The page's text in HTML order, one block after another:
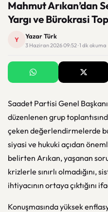
Mahmut Arıkan’dan
Yargı ve Bürokrasi
Y Yazar Türk
3 Haziran 2026 09:52 · 1 dk okuma
Saadet Partisi Genel Başkanı
düzenlenen grup
çeken değerlendirmelerde
siyasi ve hukuki açıdan
belirten Arıkan, yaşanan
krizlerle sınırlı olmadığını,
ihtiyacının ortaya çıktığını
Konuşmasında yüksek